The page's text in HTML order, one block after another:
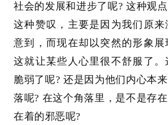
社会的发展和进步了呢? 这种观
这种赞叹，主要是因为我们原来
意到，而现在却以突然的形象展
这就让某些人心里很不舒服了。
脆弱了呢? 还是因为他们内心本
落呢? 在这个角落里，是不是存
在着的邪恶呢?